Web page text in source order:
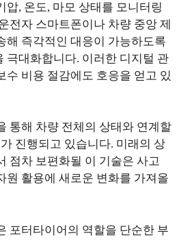
압, 온도, 마모 상태를 모니터링
전자 스마트폰이나 차량 중앙 제
해 즉각적인 대응이 가능하도록
극대화합니다. 이러한 디지털 관
수 비용 절감에도 호응을 얻고 있
통해 차량 전체의 상태와 연계할
진행되고 있습니다. 미래의 상
점차 보편화될 이 기술은 사고
원 활용에 새로운 변화를 가져올
포터타이어의 역할을 단순한 부